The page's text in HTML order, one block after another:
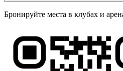
Бронируйте места в клубах и